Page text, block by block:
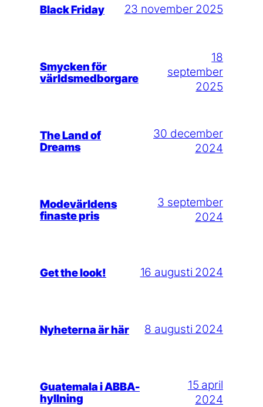
Black Friday 23 november 2025
Smycken för
världsmedborgare
18
september
2025
The Land of
Dreams
30 december
2024
Modevärldens
finaste pris
3 september
2024
Get the look! 16 augusti 2024
Nyheterna är här 8 augusti 2024
Guatemala i ABBA-
hyllning
15 april
2024